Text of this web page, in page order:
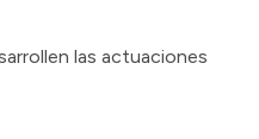
las actuaciones